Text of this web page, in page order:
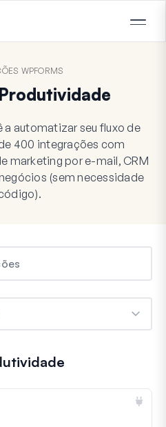
WPFORMS
a automatizar seu fluxo de
400 integrações com
marketing por e-mail, CRM
(sem necessidade